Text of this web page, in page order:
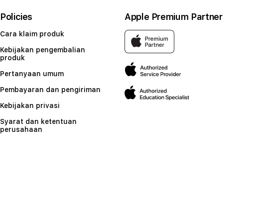
Policies
Cara klaim produk
Kebijakan pengembalian
produk
Pertanyaan umum
Pembayaran dan pengiriman
Kebijakan privasi
Syarat dan ketentuan
perusahaan
Apple Premium Partner